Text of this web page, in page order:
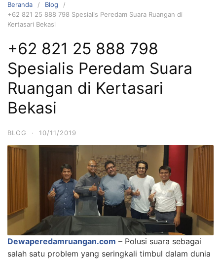
Beranda
Blog
+62 821 25 888 798 Spesialis Peredam Suara Ruangan di
Kertasari Bekasi
+62 821 25 888 798
Spesialis Peredam Suara
Ruangan di Kertasari
Bekasi
BLOG · 10/11/2019
Dewaperedamruangan.com – Polusi suara sebagai
salah satu problem yang seringkali timbul dalam dunia